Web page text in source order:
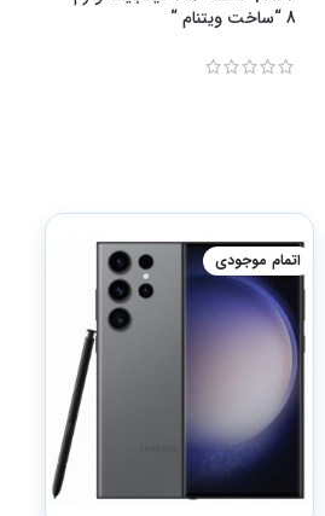
8 “ساخت ویتنام “
اتمام موجودی